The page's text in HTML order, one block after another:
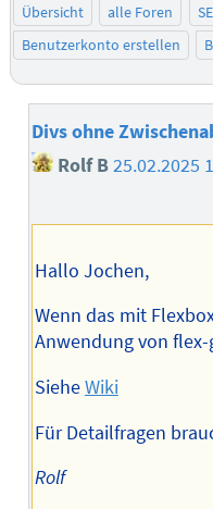
Übersicht alle Foren
Benutzerkonto erstellen
Divs ohne
Rolf B25.02.2025
Hallo Jochen,
Wenn das mit
Anwendung von
SieheWiki
Für Detailfragen
Rolf